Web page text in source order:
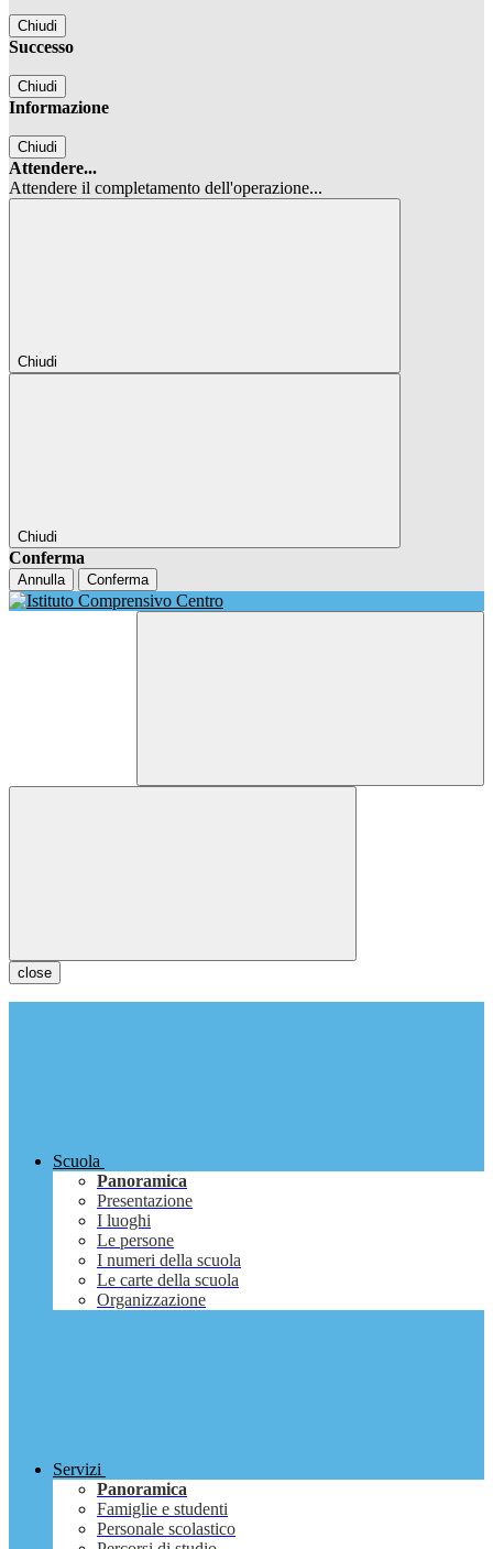
Chiudi
Successo
Chiudi
Informazione
Chiudi
Attendere...
Attendere il completamento dell'operazione...
Chiudi
Chiudi
Conferma
Annulla Conferma
close
Scuola
Panoramica
Presentazione
I luoghi
Le persone
I numeri della scuola
Le carte della scuola
Organizzazione
Servizi
Panoramica
Famiglie e studenti
Personale scolastico